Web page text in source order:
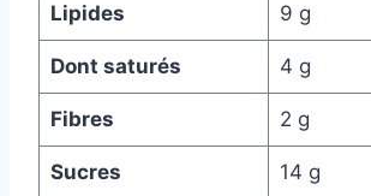
Lipides 9 g
Dont saturés 4 g
Fibres 2 g
Sucres 14 g